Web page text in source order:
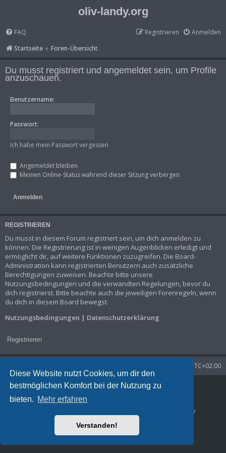
Diese Website nutzt Cookies, um dir den
bestmöglichen Komfort bei der Nutzung zu
bieten. Mehr erfahren
Verstanden!
oliv-landy.org
FAQ Anmelden
Registrieren
Startseite
Foren-Übersicht
Du musst registriert und angemeldet sein, um Profile
anzuschauen.
Benutzername:
Passwort:
Ich habe mein Passwort vergessen
Angemeldet bleiben
Meinen Online-Status während dieser Sitzung verbergen
REGISTRIEREN
Du musst in diesem Forum registriert sein, um dich anmelden zu
können. Die Registrierung ist in wenigen Augenblicken erledigt und
ermöglicht dir, auf weitere Funktionen zuzugreifen. Die Board-
Administration kann registrierten Benutzern auch zusätzliche
Berechtigungen zuweisen. Beachte bitte unsere
Nutzungsbedingungen und die verwandten Regelungen, bevor du
dich registrierst. Bitte beachte auch die jeweiligen Forenregeln, wenn
du dich in diesem Board bewegst.
Nutzungsbedingungen | Datenschutzerklärung
Registrieren
UTC+02:00
Powered byphpBB ® Forum Software © phpBB Limited
Datenschutz
Queries: 7